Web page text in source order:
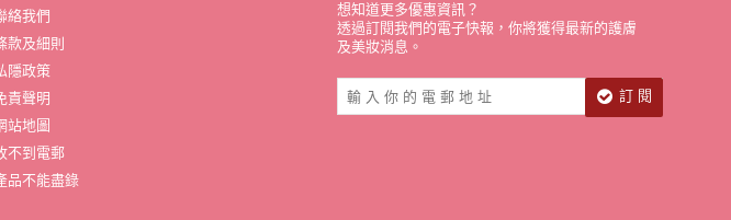
絡我們
款及細則
隱政策
責聲明
站地圖
不到電郵
品不能盡錄
想知道更多優惠資訊？
透過訂閱我們的電子快報，你將獲得最新的護膚
及美妝消息。
訂 閱